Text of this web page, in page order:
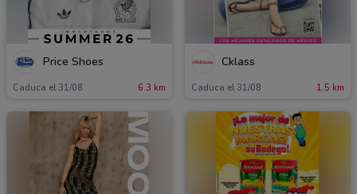
Price Shoes
Caduca el 31/08 6.3 km
Cklass
Caduca el 31/08 1.5 km